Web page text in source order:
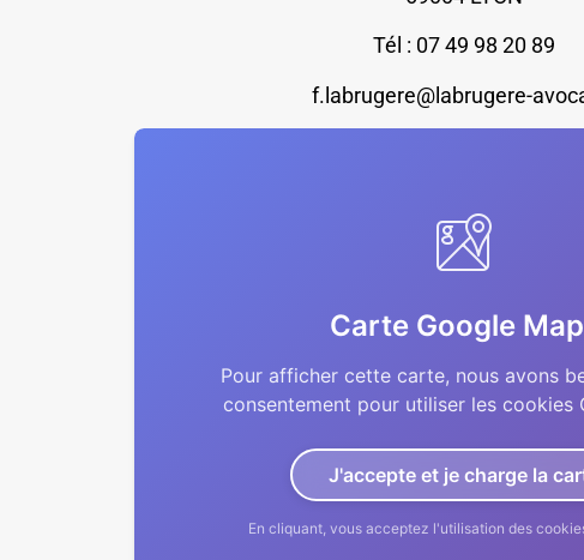
Tél : 07 49 98 20 89
f.labrugere@labrugere-
Carte Google
Pour afficher cette carte, nous avons
consentement pour utiliser les cookies
J'accepte et je charge la
En cliquant, vous acceptez l'utilisation des